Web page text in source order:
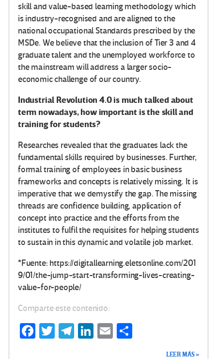
skill and value-based learning methodology which
is industry-recognised and are aligned to the
national occupational Standards prescribed by the
MSDe. We believe that the inclusion of Tier 3 and 4
graduate talent and the unemployed workforce to
the mainstream will address a larger socio-
economic challenge of our country.
Industrial Revolution 4.0 is much talked about
term nowadays, how important is the skill and
training for students?
Researches revealed that the graduates lack the
fundamental skills required by businesses. Further,
formal training of employees in basic business
frameworks and concepts is relatively missing. It is
imperative that we demystify the gap. The missing
threads are confidence building, application of
concept into practice and the efforts from the
institutes to fulfil the requisites for helping students
to sustain in this dynamic and volatile job market.
*Fuente: https://digitallearning.eletsonline.com/201
9/01/the-jump-start-transforming-lives-creating-
value-for-people/
Comparte este contenido:
Fa T
Te Li
E
LEER MÁS »